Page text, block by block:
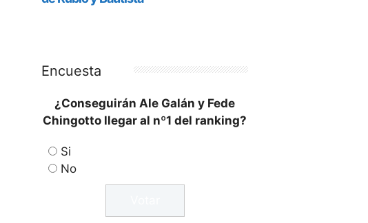
Encuesta
¿Conseguirán Ale Galán y Fede
Chingotto llegar al nº1 del ranking?
Si
No